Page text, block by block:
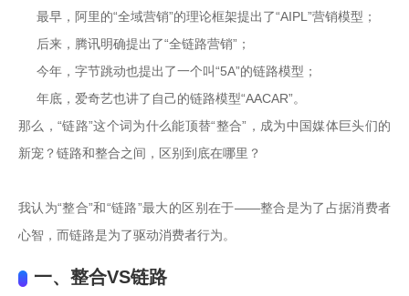
那么，“链路”这个词为什么能顶替“整合”，成为中国媒体巨头们的
新宠？链路和整合之间，区别到底在哪里？
我认为“整合”和“链路”最大的区别在于——整合是为了占据消费者
心智，而链路是为了驱动消费者行为。
一、整合VS链路